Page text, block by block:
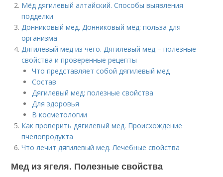
Мёд дягилевый алтайский. Способы выявления
подделки
Донниковый мед. Донниковый мёд: польза для
организма
Дягилевый мед из чего. Дягилевый мед – полезные
свойства и проверенные рецепты
Что представляет собой дягилевый мед
Состав
Дягилевый мед: полезные свойства
Для здоровья
В косметологии
Как проверить дягилевый мед. Происхождение
пчелопродукта
Что лечит дягилевый мед. Лечебные свойства
Мед из ягеля. Полезные свойства